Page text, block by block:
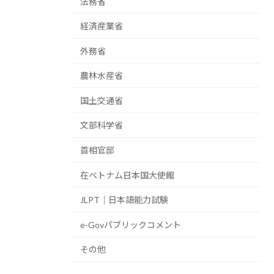
経済産業省
外務省
農林水産省
国土交通省
文部科学省
首相官邸
在ベトナム日本国大使館
JLPT｜日本語能力試験
e-Govパブリックコメント
その他